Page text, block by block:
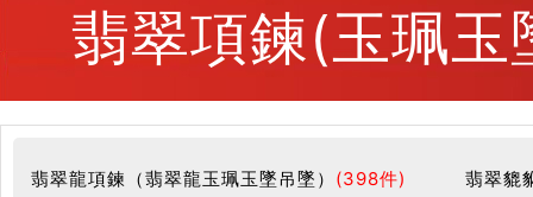
翡翠項鍊(玉珮
翡翠龍項鍊（翡翠龍玉珮玉墜吊墜） (398件)
翡翠貔